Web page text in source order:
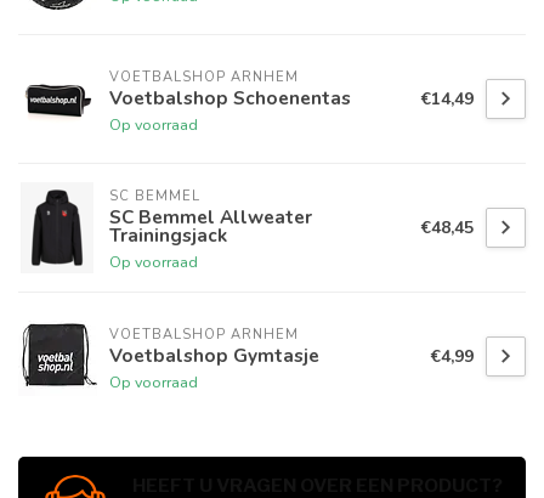
VOETBALSHOP ARNHEM
Voetbalshop Schoenentas
Op voorraad
€14,49
SC BEMMEL
SC Bemmel Allweater
Trainingsjack
Op voorraad
€48,45
VOETBALSHOP ARNHEM
Voetbalshop Gymtasje
Op voorraad
€4,99